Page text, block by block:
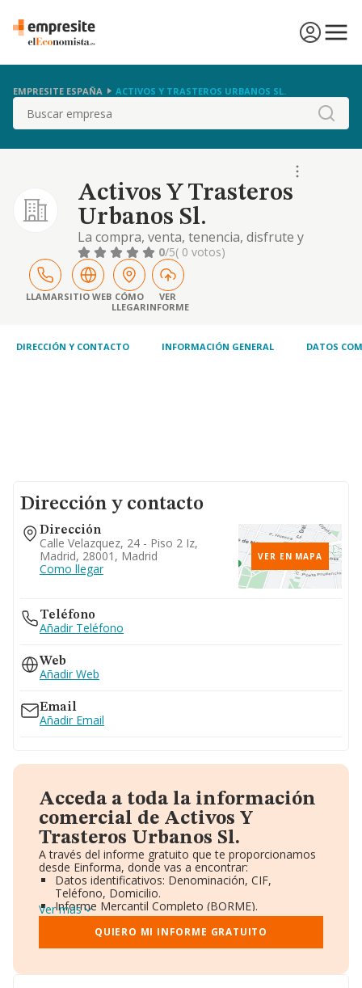
EMPRESITE ESPAÑA ACTIVOS Y TRASTEROS URBANOS SL.
Buscar
Activos Y Trasteros
Urbanos Sl.
La compra, venta, tenencia, disfrute y
arrendamiento de solares, terrenos y toda
clase de fincas rústicas, urbanas, pisos,
locales, apartamentos, trasteros e
inmuebles en general. la urbanización,
parcelación y reparcelación de terrenos. la
0/5( 0 votos)
LLAMARSITIO WEB CÓMO
LLEGAR
VER
INFORME
DIRECCIÓN Y CONTACTO INFORMACIÓN GENERAL DATOS
Dirección y contacto
Dirección
Calle Velazquez, 24 - Piso 2 Iz,
Madrid, 28001, Madrid
Como llegar
VER EN MAPA
Teléfono
Añadir Teléfono
Web
Añadir Web
Email
Añadir Email
Acceda a toda la información
comercial de Activos Y
Trasteros Urbanos Sl.
A través del informe gratuito que te proporcionamos
desde Einforma, donde vas a encontrar:
Datos identificativos: Denominación, CIF,
Teléfono, Domicilio.
Informe Mercantil Completo (BORME).
Gráficos de Evolución Ventas y Empleados.
Consejo de Administración y Administradores.
Directivos y Ejecutivos.
Ver más
QUIERO MI INFORME GRATUITO